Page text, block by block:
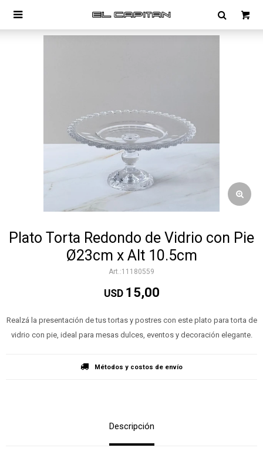

Plato Torta Redondo de Vidrio con Pie
Ø23cm x Alt 10.5cm
11180559
USD 15,00
Realzá la presentación de tus tortas y postres con este plato para torta de
vidrio con pie, ideal para mesas dulces, eventos y decoración elegante.
Métodos y costos de envío
Descripción